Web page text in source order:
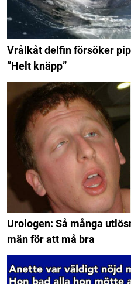
Vrålkåt delfin försöker
”Helt knäpp”
Urologen: Så många
män för att må bra